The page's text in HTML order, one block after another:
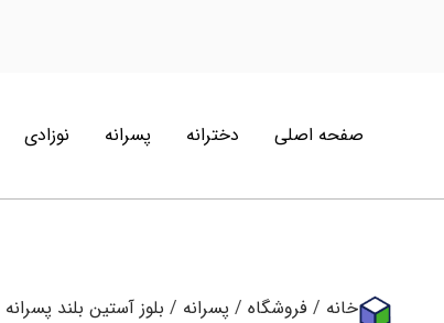
صفحه اصلی دخترانه پسرانه نوزادی
خانه / فروشگاه / پسرانه / بلوز آستین بلند پسرانه